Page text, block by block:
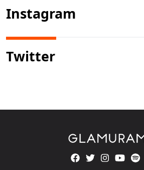
Instagram
Twitter